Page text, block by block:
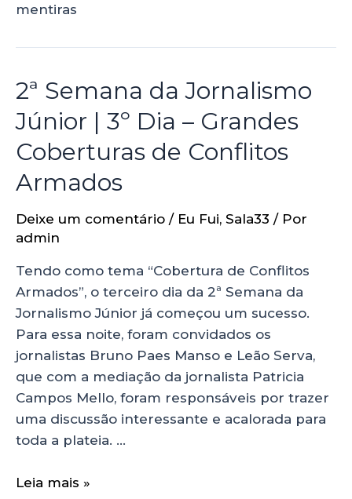
mentiras
2ª Semana da Jornalismo
Júnior | 3º Dia – Grandes
Coberturas de Conflitos
Armados
Deixe um comentário / Eu Fui, Sala33 / Por
admin
Tendo como tema “Cobertura de Conflitos
Armados”, o terceiro dia da 2ª Semana da
Jornalismo Júnior já começou um sucesso.
Para essa noite, foram convidados os
jornalistas Bruno Paes Manso e Leão Serva,
que com a mediação da jornalista Patricia
Campos Mello, foram responsáveis por trazer
uma discussão interessante e acalorada para
toda a plateia. …
Leia mais »